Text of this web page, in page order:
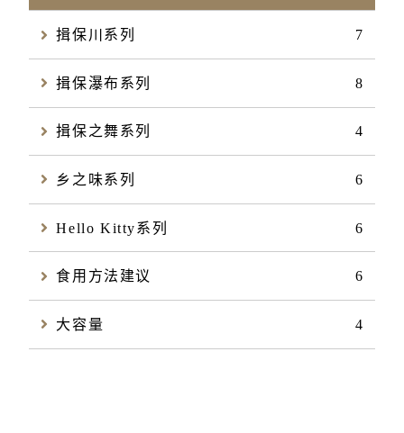
揖保川系列 7
揖保瀑布系列 8
揖保之舞系列 4
乡之味系列 6
Hello Kitty系列 6
食用方法建议 6
大容量 4